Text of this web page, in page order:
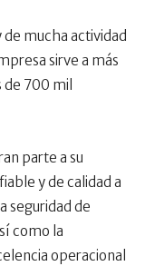
de mucha actividad
sirve a más
700 mil
parte a su
y de calidad a
seguridad de
como la
operacional